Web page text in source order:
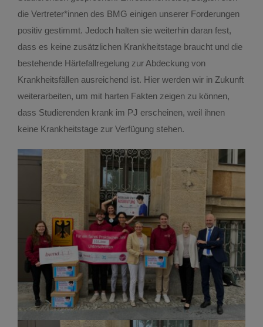
die Vertreter*innen des BMG einigen unserer Forderungen
positiv gestimmt. Jedoch halten sie weiterhin daran fest,
dass es keine zusätzlichen Krankheitstage braucht und die
bestehende Härtefallregelung zur Abdeckung von
Krankheitsfällen ausreichend ist. Hier werden wir in Zukunft
weiterarbeiten, um mit harten Fakten zeigen zu können,
dass Studierenden krank im PJ erscheinen, weil ihnen
keine Krankheitstage zur Verfügung stehen.